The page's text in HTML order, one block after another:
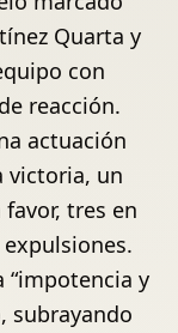
Quarta y
con
reacción.
actuación
victoria, un
tres en
“impotencia y
subrayando